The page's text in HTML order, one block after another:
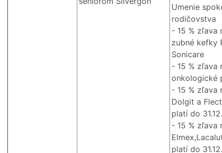
Umenie
rodičovstva
- 15 % zľava
zubné kefky
Sonicare
- 15 % zľava
onkologické
- 15 % zľava
Dolgit a
platí do
- 15 % zľava
platí do